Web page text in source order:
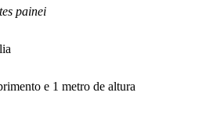
painei
e 1 metro de altura